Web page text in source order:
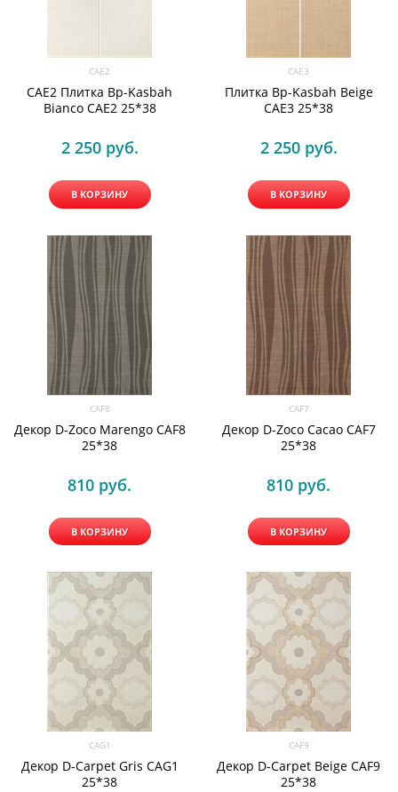
CAE2
CAE2 Плитка Bp-Kasbah
Bianco CAE2 25*38
2 250 руб.
В КОРЗИНУ
CAE3
Плитка Bp-Kasbah Beige
CAE3 25*38
2 250 руб.
В КОРЗИНУ
CAF8
Декор D-Zoco Marengo CAF8
25*38
810 руб.
В КОРЗИНУ
CAF7
Декор D-Zoco Cacao CAF7
25*38
810 руб.
В КОРЗИНУ
CAG1
Декор D-Carpet Gris CAG1
25*38
CAF9
Декор D-Carpet Beige CAF9
25*38